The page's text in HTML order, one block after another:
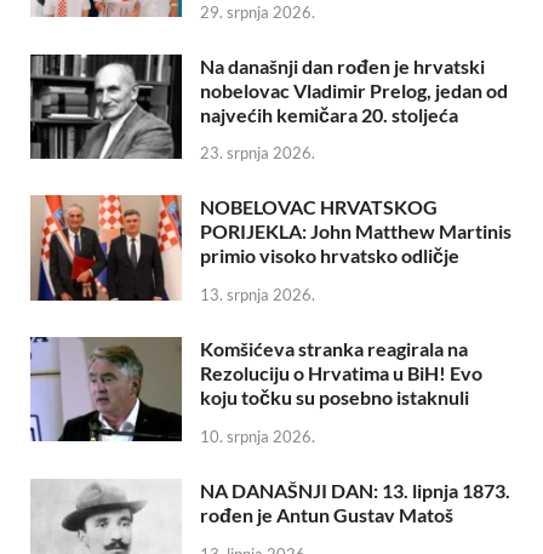
29. srpnja 2026.
Na današnji dan rođen je hrvatski
nobelovac Vladimir Prelog, jedan od
najvećih kemičara 20. stoljeća
23. srpnja 2026.
NOBELOVAC HRVATSKOG
PORIJEKLA: John Matthew Martinis
primio visoko hrvatsko odličje
13. srpnja 2026.
Komšićeva stranka reagirala na
Rezoluciju o Hrvatima u BiH! Evo
koju točku su posebno istaknuli
10. srpnja 2026.
NA DANAŠNJI DAN: 13. lipnja 1873.
rođen je Antun Gustav Matoš